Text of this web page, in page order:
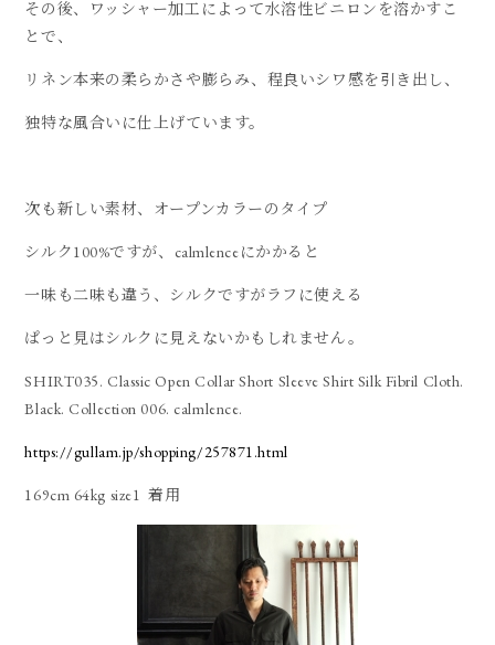
その後、ワッシャー加工によって水溶性ビニロンを溶かすこ
とで、
リネン本来の柔らかさや膨らみ、程良いシワ感を引き出し、
独特な風合いに仕上げています。
次も新しい素材、オープンカラーのタイプ
シルク100%ですが、calmlenceにかかると
一味も二味も違う、シルクですがラフに使える
ぱっと見はシルクに見えないかもしれません。
SHIRT035. Classic Open Collar Short Sleeve Shirt Silk Fibril Cloth.
Black. Collection 006. calmlence.
https://gullam.jp/shopping/257871.html
169cm 64kg size1 着用